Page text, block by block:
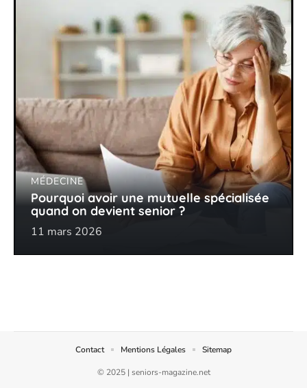
MÉDECINE
Pourquoi avoir une mutuelle spécialisée
quand on devient senior ?
11 mars 2026
© 2025 | seniors-magazine.net
Contact Mentions Légales Sitemap